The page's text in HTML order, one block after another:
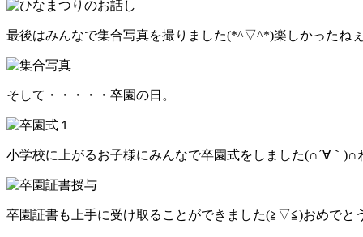
最後はみんなで集合写真を撮りました(*^▽^*)楽しかったね
そして・・・・・卒園の日。
小学校に上がるお子様にみんなで卒園式をしました(∩´∀｀)∩
卒園証書も上手に受け取ることができました(≧▽≦)おめでと